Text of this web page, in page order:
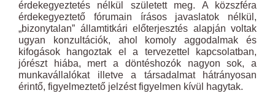
érdekegyeztetés nélkül született meg. A közszféra
érdekegyeztető fórumain írásos javaslatok nélkül,
„bizonytalan” államtitkári előterjesztés alapján voltak
ugyan konzultációk, ahol komoly aggodalmak és
kifogások hangoztak el a tervezettel kapcsolatban,
jórészt hiába, mert a döntéshozók nagyon sok, a
munkavállalókat illetve a társadalmat hátrányosan
érintő, figyelmeztető jelzést figyelmen kívül hagytak.